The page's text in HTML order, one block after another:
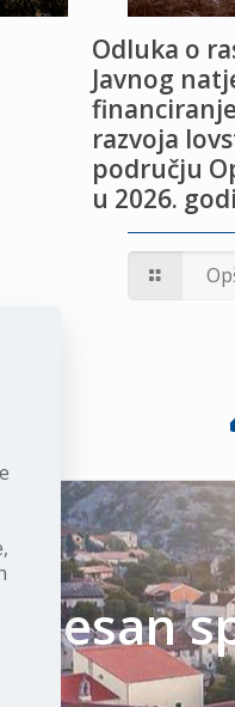
Odluka o
Javnog
razvoja
području
u 2026.